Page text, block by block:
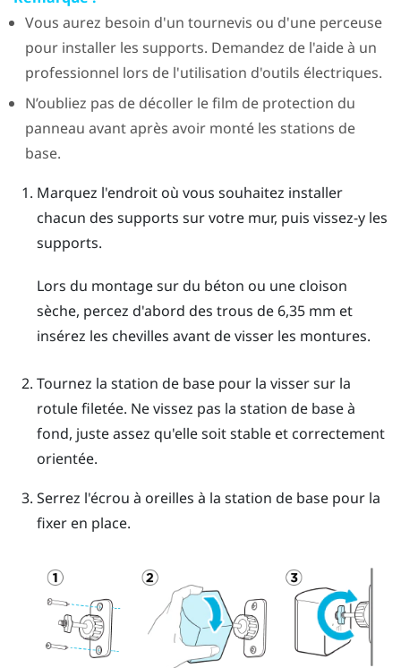
Vous aurez besoin d'un tournevis ou d'une perceuse
pour installer les supports. Demandez de l'aide à un
professionnel lors de l'utilisation d'outils électriques.
N’oubliez pas de décoller le film de protection du
panneau avant après avoir monté les stations de
base.
Marquez l'endroit où vous souhaitez installer
chacun des supports sur votre mur, puis vissez-y les
supports.
Lors du montage sur du béton ou une cloison
sèche, percez d'abord des trous de 6,35 mm et
insérez les chevilles avant de visser les montures.
Tournez la station de base pour la visser sur la
rotule filetée. Ne vissez pas la station de base à
fond, juste assez qu'elle soit stable et correctement
orientée.
Serrez l'écrou à oreilles à la station de base pour la
fixer en place.